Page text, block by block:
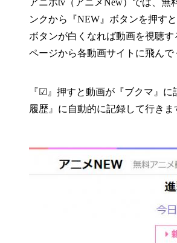
アニポtv（アニメNew）では、無
ンクから『NEW』ボタンを押す
ボタンが白くなれば動画を視聴
ページから各動画サイトに飛んで
『☑』押すと動画が『ブクマ』
履歴』に自動的に記録して行き